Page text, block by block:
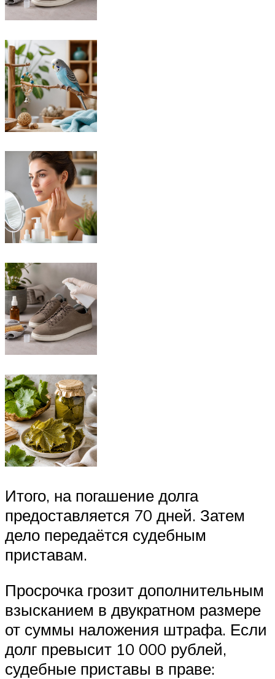
Итого, на погашение долга
предоставляется 70 дней. Затем
дело передаётся судебным
приставам.
Просрочка грозит дополнительным
взысканием в двукратном размере
от суммы наложения штрафа. Если
долг превысит 10 000 рублей,
судебные приставы в праве: